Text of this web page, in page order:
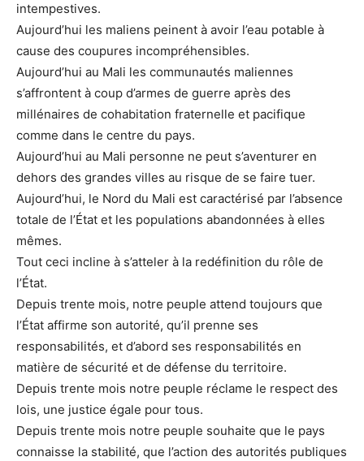
intempestives.
Aujourd’hui les maliens peinent à avoir l’eau potable à
cause des coupures incompréhensibles.
Aujourd’hui au Mali les communautés maliennes
s’affrontent à coup d’armes de guerre après des
millénaires de cohabitation fraternelle et pacifique
comme dans le centre du pays.
Aujourd’hui au Mali personne ne peut s’aventurer en
dehors des grandes villes au risque de se faire tuer.
Aujourd’hui, le Nord du Mali est caractérisé par l’absence
totale de l’État et les populations abandonnées à elles
mêmes.
Tout ceci incline à s’atteler à la redéfinition du rôle de
l’État.
Depuis trente mois, notre peuple attend toujours que
l’État affirme son autorité, qu’il prenne ses
responsabilités, et d’abord ses responsabilités en
matière de sécurité et de défense du territoire.
Depuis trente mois notre peuple réclame le respect des
lois, une justice égale pour tous.
Depuis trente mois notre peuple souhaite que le pays
connaisse la stabilité, que l’action des autorités publiques